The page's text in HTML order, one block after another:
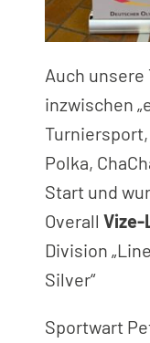
Auch unsere
inzwischen
Turniersport,
Polka,
Start und
Overall
Division
Silver“
Sportwart